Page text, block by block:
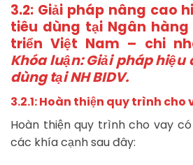
3.2: Giải pháp nâng cao
tiêu dùng tại Ngân
triển Việt Nam – chi
Khóa luận: Giải pháp
dùng tại NH BIDV.
3.2.1: Hoàn thiện quy trình cho
Hoàn thiện quy trình cho vay
các khía cạnh sau đây: